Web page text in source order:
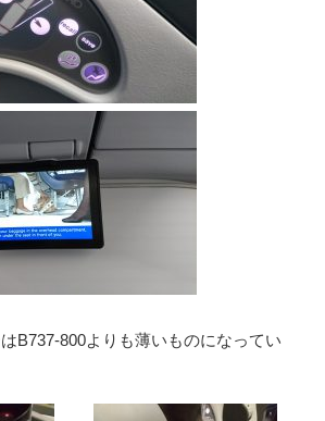
B737-800よりも薄いものになってい